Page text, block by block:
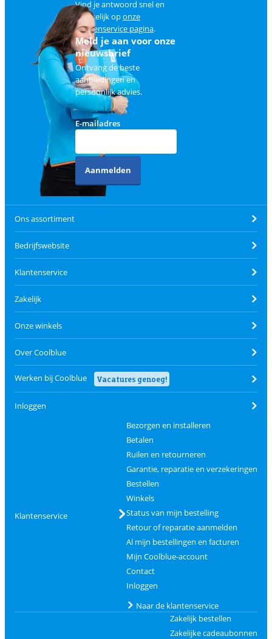
Vind je antwoord snel en
makkelijk oponze
klantenservice pagina.
Meld je aan voor onze
nieuwsbrief
Ontvang de beste
aanbiedingen en
persoonlijk advies.
E-mailadres
Aanmelden
Ons assortiment
Bedrijfswebsite
Klantenservice
Zakelijk
Onze winkels
Over Coolblue
Werken bij Coolblue Vacatures genoeg!
Inloggen
Klantenservice
Bezorgen en installeren
Betalen
Ruilen en retourneren
Garantie, reparatie en verzekeringen
Bestellen
Winkels
Status van mijn bestelling
Retour of reparatie aanmelden
Al mijn bestellingen en facturen
Mijn Coolblue-account
Contact
Inloggen
Naar de klantenservice
Zakelijk bestellen
Zakelijke cadeaubonnen